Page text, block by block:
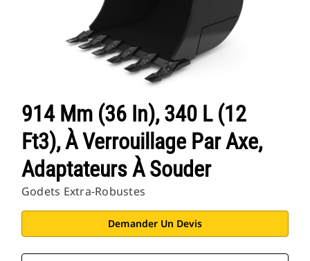
914 Mm (36 In), 340 L (12
Ft3), À Verrouillage Par Axe,
Adaptateurs À Souder
Godets Extra-Robustes
Demander Un Devis